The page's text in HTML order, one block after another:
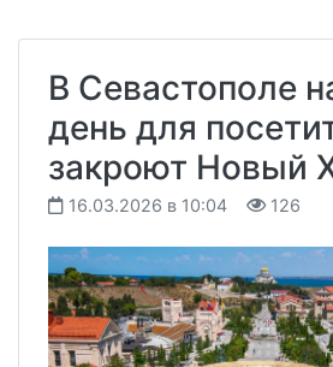
В Севастополе
день для
закроют Новый
16.03.2026 в 10:04 126